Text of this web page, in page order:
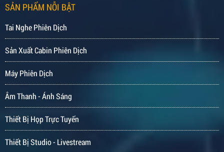
SẢN PHẨM NỖI BẬT
Tai Nghe Phiên Dịch
Sản Xuất Cabin Phiên Dịch
Máy Phiên Dịch
Âm Thanh - Ánh Sáng
Thiết Bị Họp Trực Tuyến
Thiết Bị Studio - Livestream